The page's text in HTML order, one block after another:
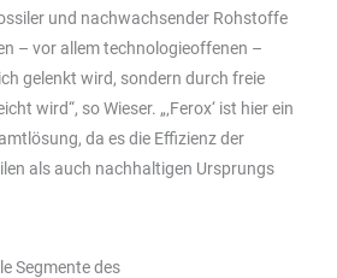
und nachwachsender Rohstoffe
– vor allem technologieoffenen –
gelenkt wird, sondern durch freie
wird“, so Wieser. „‚Ferox‘ ist hier ein
da es die Effizienz der
als auch nachhaltigen Ursprungs
Segmente des